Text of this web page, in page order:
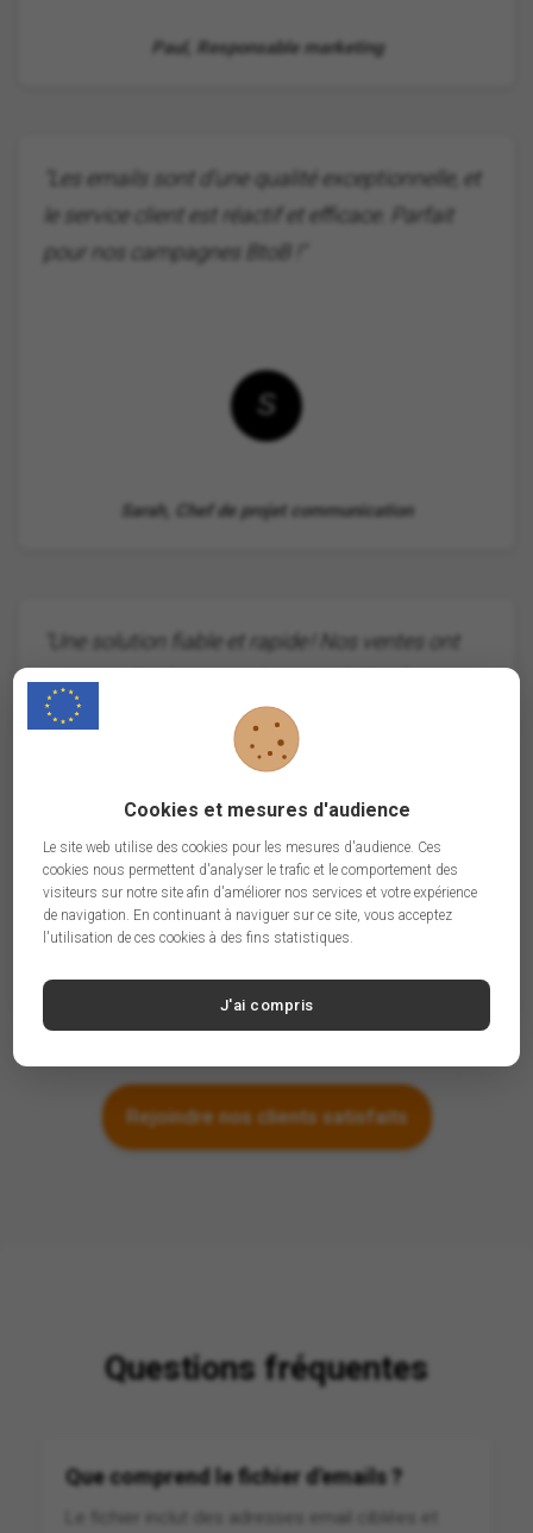
Paul, Responsable marketing
"Les emails sont d'une qualité exceptionnelle, et
le service client est réactif et efficace. Parfait
pour nos campagnes BtoB !"
S
Sarah, Chef de projet communication
"Une solution fiable et rapide ! Nos ventes ont
augmenté grâce aux adresses ciblées fournies
par BtoB.Email."
A
Rejoindre nos clients satisfaits
Questions fréquentes
Que comprend le fichier d'emails ?
Le fichier inclut des adresses email ciblées et
Cookies et mesures d'audience
Le site web utilise des cookies pour les mesures d'audience. Ces
cookies nous permettent d'analyser le trafic et le comportement des
visiteurs sur notre site afin d'améliorer nos services et votre expérience
de navigation. En continuant à naviguer sur ce site, vous acceptez
l'utilisation de ces cookies à des fins statistiques.
J'ai compris